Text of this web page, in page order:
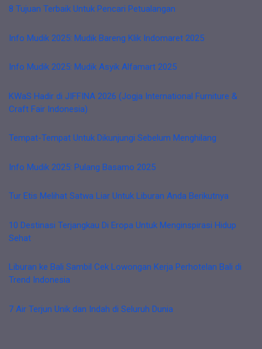
8 Tujuan Terbaik Untuk Pencari Petualangan
Info Mudik 2025: Mudik Bareng Klik Indomaret 2025
Info Mudik 2025: Mudik Asyik Alfamart 2025
KWaS Hadir di JIFFINA 2026 (Jogja International Furniture &
Craft Fair Indonesia)
Tempat-Tempat Untuk Dikunjungi Sebelum Menghilang
Info Mudik 2025: Pulang Basamo 2025
Tur Etis Melihat Satwa Liar Untuk Liburan Anda Berikutnya
10 Destinasi Terjangkau Di Eropa Untuk Menginspirasi Hidup
Sehat
Liburan ke Bali Sambil Cek Lowongan Kerja Perhotelan Bali di
Trend Indonesia
7 Air Terjun Unik dan Indah di Seluruh Dunia